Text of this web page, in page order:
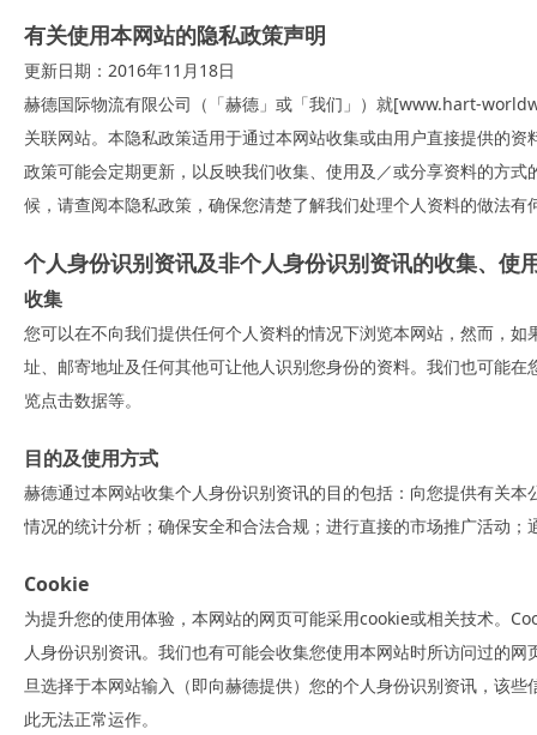
有关使用本网站的隐私政策声明
更新日期：2016年11月18日
赫德国际物流有限公司（「赫德」或「我们」）就[www.hart-
关联网站。本隐私政策适用于通过本网站收集或由用户直接提供的
政策可能会定期更新，以反映我们收集、使用及／或分享资料的方
候，请查阅本隐私政策，确保您清楚了解我们处理个人资料的做法
个人身份识别资讯及非个人身份识别资讯的收集、使
收集
您可以在不向我们提供任何个人资料的情况下浏览本网站，然而，
址、邮寄地址及任何其他可让他人识别您身份的资料。我们也可能
览点击数据等。
目的及使用方式
赫德通过本网站收集个人身份识别资讯的目的包括：向您提供有关
情况的统计分析；确保安全和合法合规；进行直接的市场推广活动
Cookie
为提升您的使用体验，本网站的网页可能采用cookie或相关技术。
人身份识别资讯。我们也有可能会收集您使用本网站时所访问过的
旦选择于本网站输入（即向赫德提供）您的个人身份识别资讯，该
此无法正常运作。